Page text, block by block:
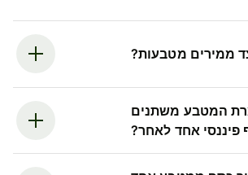
ממירים מטבעות?
המטבע משתנים
אחד לאחר?